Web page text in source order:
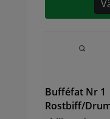
Bufféfat Nr 1
Rostbiff/